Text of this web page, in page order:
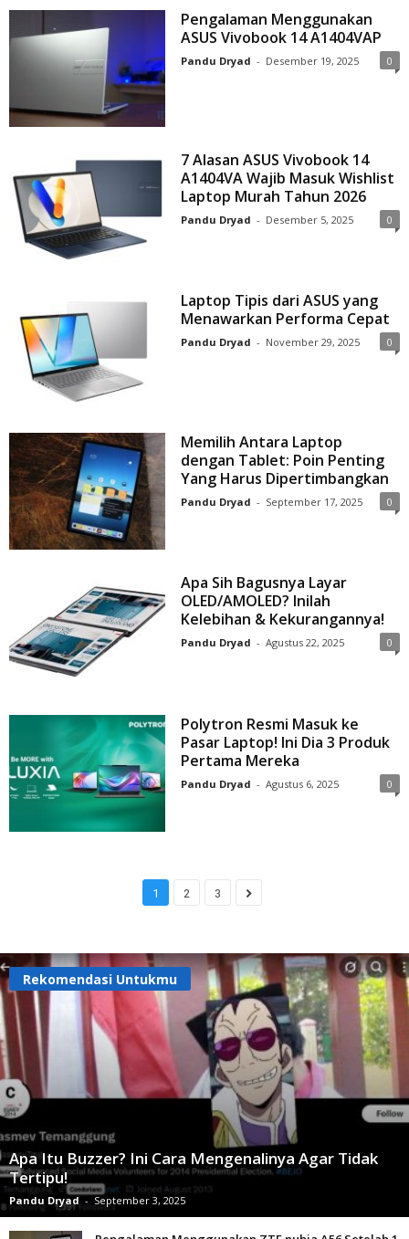
Pengalaman Menggunakan
ASUS Vivobook 14 A1404VAP
Pandu Dryad - Desember 19, 2025 0
7 Alasan ASUS Vivobook 14
A1404VA Wajib Masuk Wishlist
Laptop Murah Tahun 2026
Pandu Dryad - Desember 5, 2025 0
Laptop Tipis dari ASUS yang
Menawarkan Performa Cepat
Pandu Dryad - November 29, 2025 0
Memilih Antara Laptop
dengan Tablet: Poin Penting
Yang Harus Dipertimbangkan
Pandu Dryad - September 17, 2025 0
Apa Sih Bagusnya Layar
OLED/AMOLED? Inilah
Kelebihan & Kekurangannya!
Pandu Dryad - Agustus 22, 2025 0
Polytron Resmi Masuk ke
Pasar Laptop! Ini Dia 3 Produk
Pertama Mereka
Pandu Dryad - Agustus 6, 2025 0
1 2 3
Rekomendasi Untukmu
Apa Itu Buzzer? Ini Cara Mengenalinya Agar Tidak
Tertipu!
Pandu Dryad - September 3, 2025